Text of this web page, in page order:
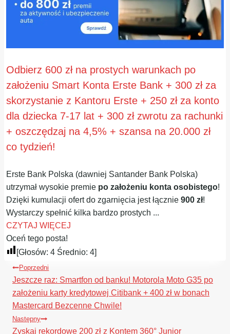
Odbierz 600 zł na prostych warunkach po
założeniu Smart Konta Erste Bank + 300 zł za
skorzystanie z Kantoru Erste + 250 zł za konto
dla dziecka 7-17 lat + 300 zł zwrotu za rachunki
+ oszczędzaj na 4,5% + szansa na 20.000 zł
co tydzień!
Erste Bank Polska (dawniej Santander Bank Polska)
utrzymał wysokie premie po założeniu konta osobistego!
Dzięki kumulacji ofert do zgarnięcia jest łącznie900 zł!
Wystarczy spełnić kilka bardzo prostych ...
CZYTAJ WIĘCEJ
Oceń tego posta!
[Głosów:4 Średnio:4]
Nawigacja
wpisu
Poprzedni
Jeszcze raz: Smartfon od banku! Motorola Moto G35 po
założeniu karty kredytowej Citibank + 400 zł w bonach
Mastercard Bezcenne Chwile!
Następny
Zyskaj rekordowe 200 zł z Kontem 360° Junior